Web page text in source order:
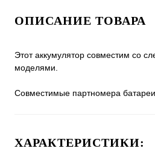
ОПИСАНИЕ ТОВАРА
Этот аккумулятор совместим со
моделями.
Совместимые партномера
ХАРАКТЕРИСТИКИ: